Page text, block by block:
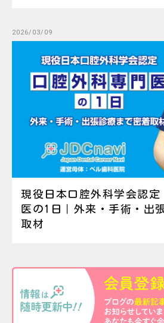
2026/03/09
現役日本口腔外科学会認
医の1日｜外来・手術・出
取材